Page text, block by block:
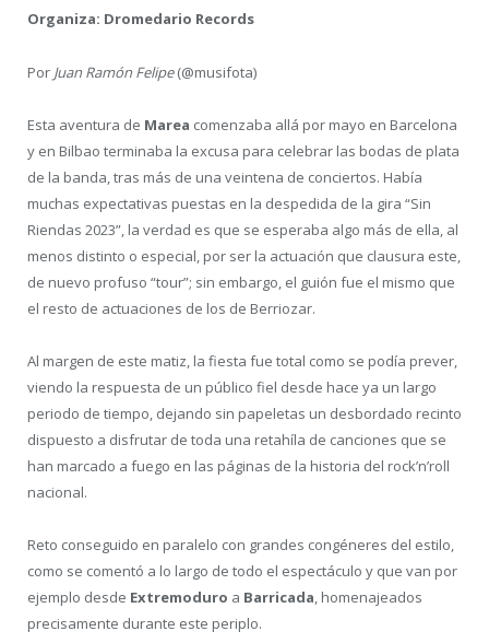
Organiza: Dromedario Records
Por Juan Ramón Felipe(@musifota)
Esta aventura de Marea comenzaba allá por mayo en Barcelona
y en Bilbao terminaba la excusa para celebrar las bodas de plata
de la banda, tras más de una veintena de conciertos. Había
muchas expectativas puestas en la despedida de la gira “Sin
Riendas 2023”, la verdad es que se esperaba algo más de ella, al
menos distinto o especial, por ser la actuación que clausura este,
de nuevo profuso “tour”; sin embargo, el guión fue el mismo que
el resto de actuaciones de los de Berriozar.
Al margen de este matiz, la fiesta fue total como se podía prever,
viendo la respuesta de un público fiel desde hace ya un largo
periodo de tiempo, dejando sin papeletas un desbordado recinto
dispuesto a disfrutar de toda una retahíla de canciones que se
han marcado a fuego en las páginas de la historia del rock’n’roll
nacional.
Reto conseguido en paralelo con grandes congéneres del estilo,
como se comentó a lo largo de todo el espectáculo y que van por
ejemplo desde Extremoduro a Barricada, homenajeados
precisamente durante este periplo.